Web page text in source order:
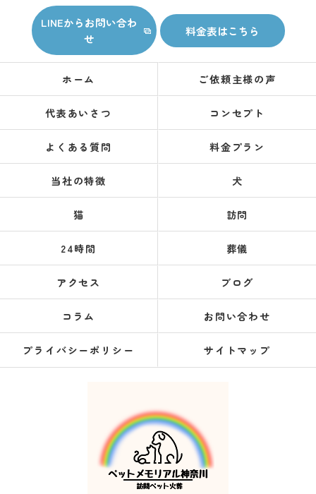
LINEからお問い合わ
せ
料金表はこちら
ホーム ご依頼主様の声
代表あいさつ コンセプト
よくある質問 料金プラン
当社の特徴 犬
猫 訪問
24時間 葬儀
アクセス ブログ
コラム お問い合わせ
プライバシーポリシー サイトマップ